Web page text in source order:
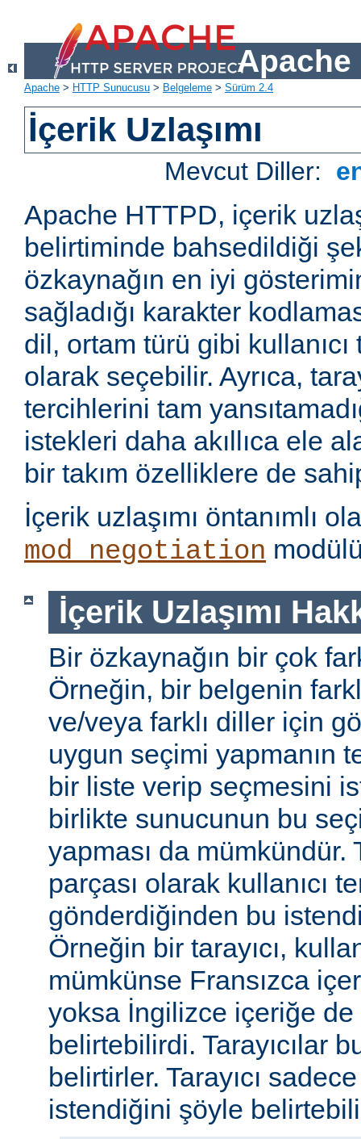
Apache
Apache > HTTP Sunucusu > Belgeleme > Sürüm 2.4
İçerik Uzlaşımı
Mevcut Diller:
Apache HTTPD, içerik
belirtiminde bahsedildiği
özkaynağın en iyi
sağladığı karakter
dil, ortam türü gibi
olarak seçebilir. Ayrıca,
tercihlerini tam
istekleri daha akıllıca ele
bir takım özelliklere de
İçerik uzlaşımı öntanımlı
mod_negotiation
İçerik Uzlaşımı
Bir özkaynağın bir çok
Örneğin, bir belgenin
ve/veya farklı diller için
uygun seçimi yapmanın
bir liste verip seçmesini
birlikte sunucunun bu
yapması da mümkündür.
parçası olarak kullanıcı
gönderdiğinden bu
Örneğin bir tarayıcı,
mümkünse Fransızca
yoksa İngilizce içeriğe de
belirtebilirdi. Tarayıcılar
belirtirler. Tarayıcı
istendiğini şöyle